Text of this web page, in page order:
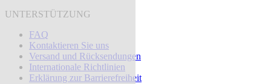
UNTERSTÜTZUNG
FAQ
Kontaktieren Sie uns
Versand und Rücksendungen
Internationale Richtlinien
Erklärung zur Barrierefreiheit